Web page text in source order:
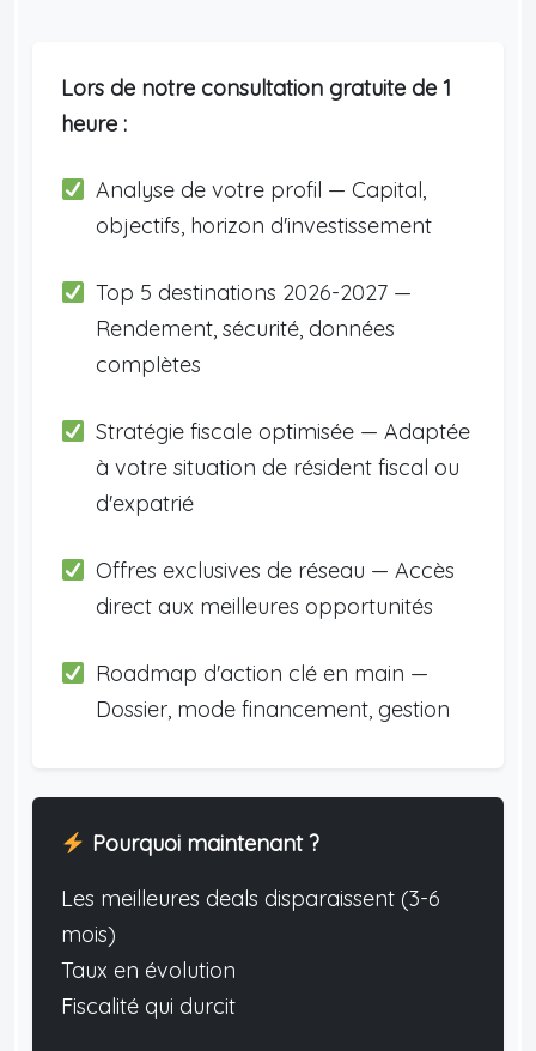
Lors de notre consultation gratuite de 1
heure :
Analyse de votre profil — Capital,
objectifs, horizon d'investissement
Top 5 destinations 2026-2027 —
Rendement, sécurité, données
complètes
Stratégie fiscale optimisée — Adaptée
à votre situation de résident fiscal ou
d'expatrié
Offres exclusives de réseau — Accès
direct aux meilleures opportunités
Roadmap d'action clé en main —
Dossier, mode financement, gestion
Pourquoi maintenant ?
Les meilleures deals disparaissent (3-6
mois)
Taux en évolution
Fiscalité qui durcit